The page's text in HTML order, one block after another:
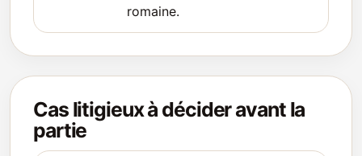
romaine.
Cas litigieux à décider avant la
partie